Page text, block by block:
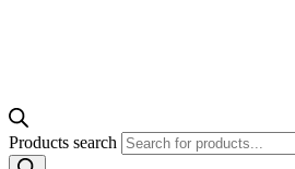
Products search